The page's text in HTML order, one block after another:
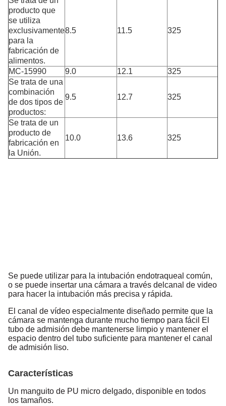
producto que
se utiliza
exclusivamente
para la
fabricación de
alimentos.
8.5 11.5 325
MC-15990 9.0 12.1
325
Se trata de una
combinación
de dos tipos de
productos:
9.5 12.7 325
Se trata de un
producto de
fabricación en
la Unión.
10.0 13.6 325
Se puede utilizar para la intubación endotraqueal común,
o se puede insertar una cámara a través del canal de video
para hacer la intubación más precisa y rápida.
El canal de vídeo especialmente diseñado permite que la
cámara se mantenga durante mucho tiempo para fácil
El
tubo de admisión debe mantenerse limpio y mantener el
espacio dentro del tubo suficiente para mantener el canal
de admisión liso.
Características
Un manguito de PU micro delgado, disponible en todos
los tamaños.